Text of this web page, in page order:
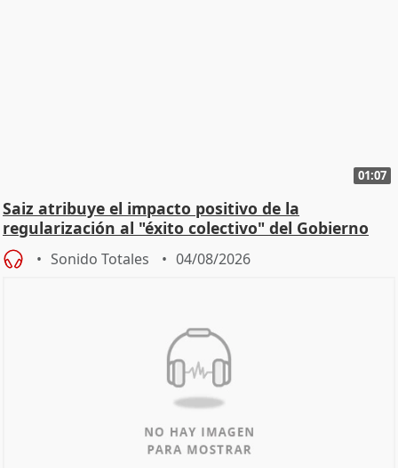
01:07
Saiz atribuye el impacto positivo de la
regularización al "éxito colectivo" del Gobierno
Sonido Totales 04/08/2026